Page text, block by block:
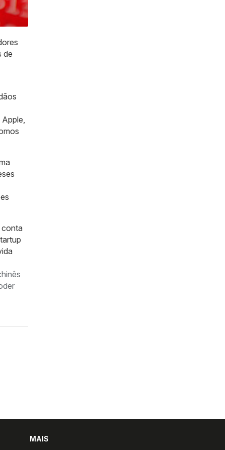
de
conta
MAIS